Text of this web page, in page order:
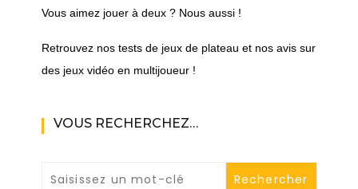
Vous aimez jouer à deux ? Nous aussi !
Retrouvez nos tests de jeux de plateau et nos avis sur
des jeux vidéo en multijoueur !
VOUS RECHERCHEZ…